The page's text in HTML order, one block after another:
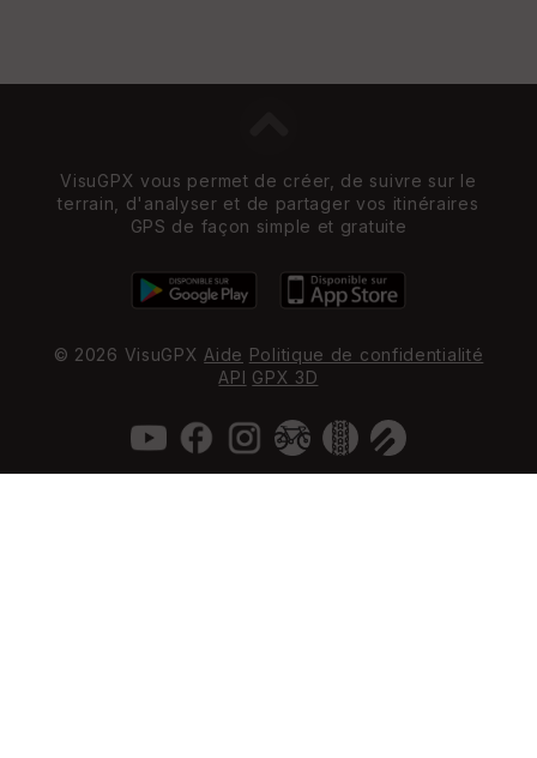
VisuGPX vous permet de créer, de suivre sur le
terrain, d'analyser et de partager vos itinéraires
GPS de façon simple et gratuite
© 2026 VisuGPX Aide Politique de confidentialité
API GPX 3D